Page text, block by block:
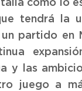
como lo
tendrá la
un partido en
y las
juego a